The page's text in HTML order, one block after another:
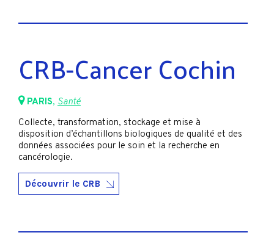
CRB-Cancer Cochin
PARIS, Santé
Collecte, transformation, stockage et mise à
disposition d’échantillons biologiques de qualité et des
données associées pour le soin et la recherche en
cancérologie.
Découvrir le CRB